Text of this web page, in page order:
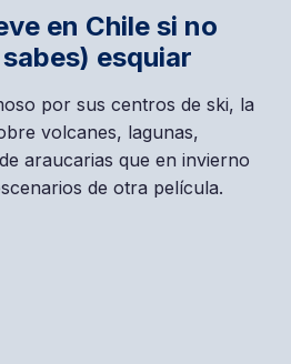
en Chile si no
esquiar
por sus centros de ski, la
volcanes, lagunas,
araucarias que en invierno
de otra película.